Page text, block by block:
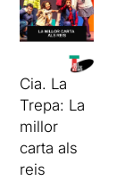
Cia. La
Trepa: La
millor
carta als
reis